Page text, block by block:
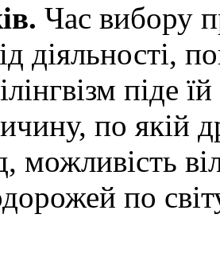
Час вибору
діяльності,
піде
по якій
можливість
по